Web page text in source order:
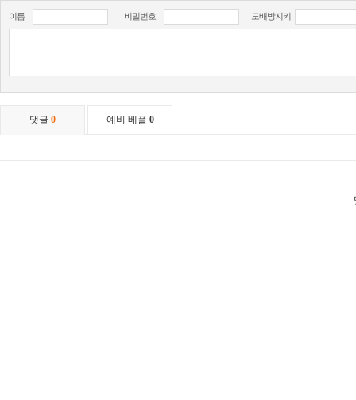
이름 비밀번호 도배방지키
댓글 0 예비 베플 0